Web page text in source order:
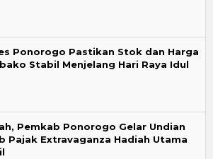
Ponorogo Pastikan Stok dan Harga
Stabil Menjelang Hari Raya Idul
Pemkab Ponorogo Gelar Undian
Pajak Extravaganza Hadiah Utama